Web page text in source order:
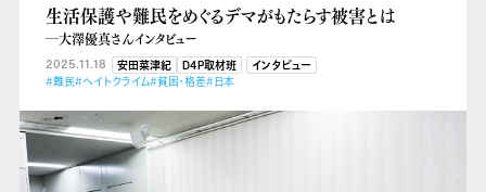
生活保護や難民をめぐるデマがもたらす被害とは
―大澤優真さんインタビュー
2025.11.18 安田菜津紀 D4P取材班
インタビュー
#難民#ヘイトクライム#貧困・格差#日本